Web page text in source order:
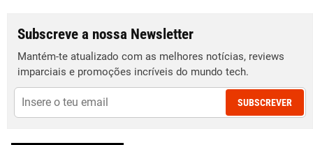
Subscreve a nossa Newsletter
Mantém-te atualizado com as melhores notícias, reviews
imparciais e promoções incríveis do mundo tech.
SUBSCREVER